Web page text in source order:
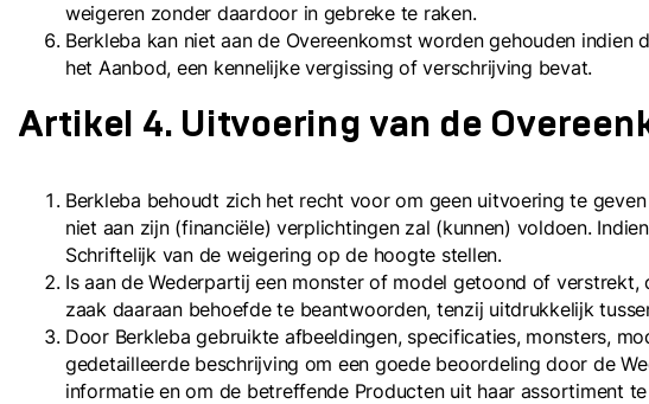
weigeren zonder daardoor in gebreke te raken.
Berkleba kan niet aan de Overeenkomst worden gehouden
het Aanbod, een kennelijke vergissing of verschrijving bevat.
Artikel 4. Uitvoering van de
Berkleba behoudt zich het recht voor om geen uitvoering te
niet aan zijn (financiële) verplichtingen zal (kunnen) voldoen.
Schriftelijk van de weigering op de hoogte stellen.
Is aan de Wederpartij een monster of model getoond of
zaak daaraan behoefde te beantwoorden, tenzij uitdrukkelijk
Door Berkleba gebruikte afbeeldingen, specificaties, monsters,
gedetailleerde beschrijving om een goede beoordeling door de
informatie en om de betreffende Producten uit haar assortiment